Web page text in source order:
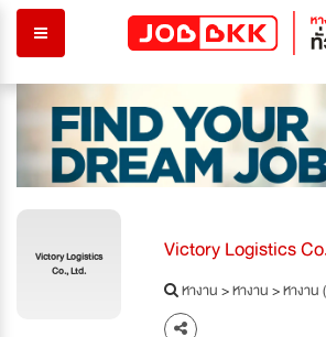
Victory Logistics
Co., Ltd.
Victory Logistics
หางาน>หางาน>หางาน